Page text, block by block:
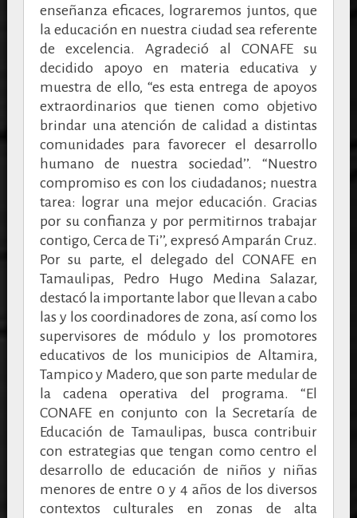
enseñanza eficaces, lograremos juntos, que
la educación en nuestra ciudad sea referente
de excelencia. Agradeció al CONAFE su
decidido apoyo en materia educativa y
muestra de ello, “es esta entrega de apoyos
extraordinarios que tienen como objetivo
brindar una atención de calidad a distintas
comunidades para favorecer el desarrollo
humano de nuestra sociedad’’. “Nuestro
compromiso es con los ciudadanos; nuestra
tarea: lograr una mejor educación. Gracias
por su confianza y por permitirnos trabajar
contigo, Cerca de Ti’’, expresó Amparán Cruz.
Por su parte, el delegado del CONAFE en
Tamaulipas, Pedro Hugo Medina Salazar,
destacó la importante labor que llevan a cabo
las y los coordinadores de zona, así como los
supervisores de módulo y los promotores
educativos de los municipios de Altamira,
Tampico y Madero, que son parte medular de
la cadena operativa del programa. “El
CONAFE en conjunto con la Secretaría de
Educación de Tamaulipas, busca contribuir
con estrategias que tengan como centro el
desarrollo de educación de niños y niñas
menores de entre 0 y 4 años de los diversos
contextos culturales en zonas de alta